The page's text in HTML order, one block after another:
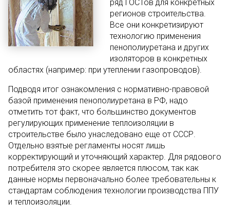
ряд ГОСТов для конкретных
регионов строительства.
Все они конкретизируют
технологию применения
пенополиуретана и других
изоляторов в конкретных
областях (например: при утеплении газопроводов).
Подводя итог ознакомления с нормативно-правовой
базой применения пенополиуретана в РФ, надо
отметить тот факт, что большинство документов
регулирующих применение теплоизоляции в
строительстве было унаследовано еще от СССР.
Отдельно взятые регламенты носят лишь
корректирующий и уточняющий характер. Для рядового
потребителя это скорее является плюсом, так как
данные нормы первоначально более требовательны к
стандартам соблюдения технологии производства ППУ
и теплоизоляции.